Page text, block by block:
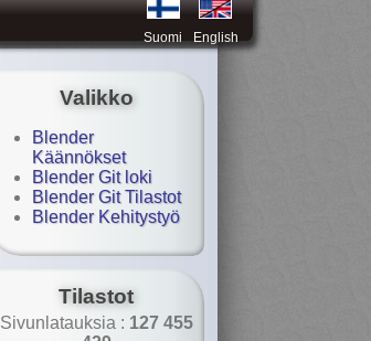
Suomi English
Valikko
Blender
Käännökset
Blender Git loki
Blender Git Tilastot
Blender Kehitystyö
Tilastot
Sivunlatauksia : 127 455